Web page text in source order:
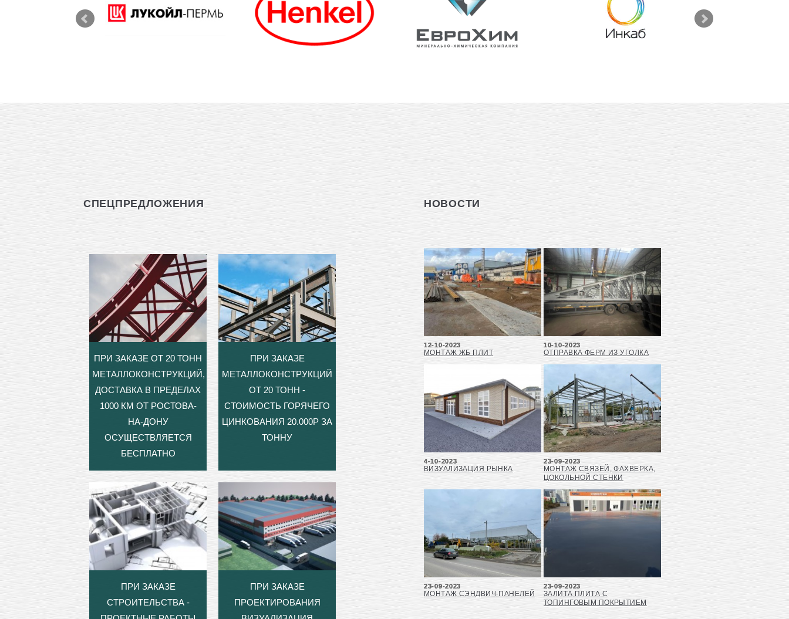
СПЕЦПРЕДЛОЖЕНИЯ
ПРИ ЗАКАЗЕ ОТ 20 ТОНН
МЕТАЛЛОКОНСТРУКЦИЙ,
ДОСТАВКА В ПРЕДЕЛАХ
1000 КМ ОТ РОСТОВА-
НА-ДОНУ
ОСУЩЕСТВЛЯЕТСЯ
БЕСПЛАТНО
ПРИ ЗАКАЗЕ
МЕТАЛЛОКОНСТРУКЦИЙ
ОТ 20 ТОНН -
СТОИМОСТЬ ГОРЯЧЕГО
ЦИНКОВАНИЯ 20.000Р ЗА
ТОННУ
ПРИ ЗАКАЗЕ
СТРОИТЕЛЬСТВА -
ПРИ ЗАКАЗЕ
ПРОЕКТИРОВАНИЯ
НОВОСТИ
12-10-2023
МОНТАЖ ЖБ ПЛИТ
10-10-2023
ОТПРАВКА ФЕРМ ИЗ УГОЛКА
4-10-2023
ВИЗУАЛИЗАЦИЯ РЫНКА
23-09-2023
МОНТАЖ СВЯЗЕЙ, ФАХВЕРКА,
ЦОКОЛЬНОЙ СТЕНКИ
23-09-2023
МОНТАЖ СЭНДВИЧ-ПАНЕЛЕЙ
23-09-2023
ЗАЛИТА ПЛИТА С
ТОПИНГОВЫМ ПОКРЫТИЕМ